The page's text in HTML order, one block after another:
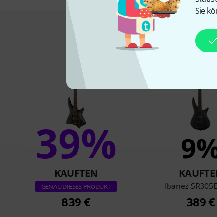
Sie
Das kauften
39%
KAUFTEN
GENAU DIESES PRODUKT
839 €
Ibanez
389 €